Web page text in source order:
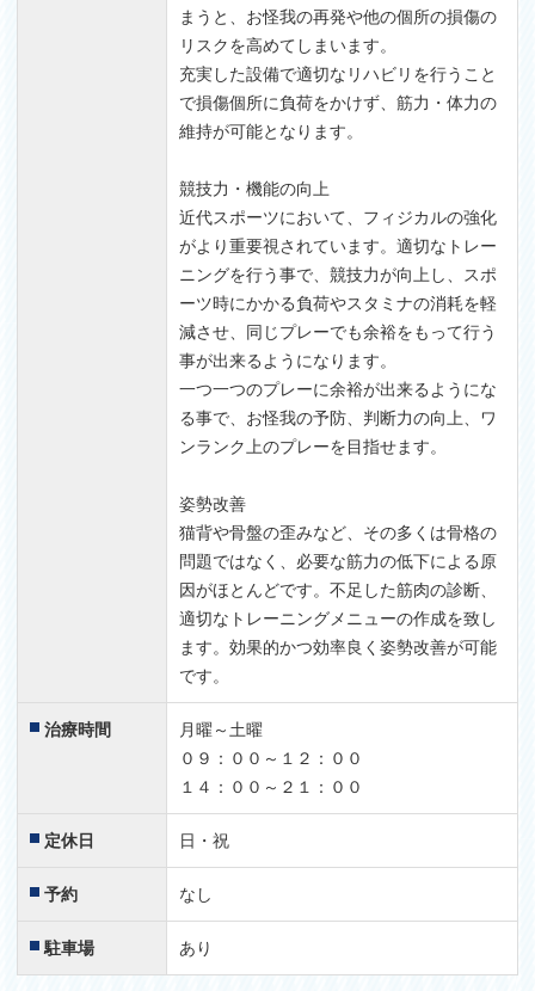
まうと、お怪我の再発や他の個所の損傷の
リスクを高めてしまいます。
充実した設備で適切なリハビリを行うこと
で損傷個所に負荷をかけず、筋力・体力の
維持が可能となります。
競技力・機能の向上
近代スポーツにおいて、フィジカルの強化
がより重要視されています。適切なトレー
ニングを行う事で、競技力が向上し、スポ
ーツ時にかかる負荷やスタミナの消耗を軽
減させ、同じプレーでも余裕をもって行う
事が出来るようになります。
一つ一つのプレーに余裕が出来るようにな
る事で、お怪我の予防、判断力の向上、ワ
ンランク上のプレーを目指せます。
姿勢改善
猫背や骨盤の歪みなど、その多くは骨格の
問題ではなく、必要な筋力の低下による原
因がほとんどです。不足した筋肉の診断、
適切なトレーニングメニューの作成を致し
ます。効果的かつ効率良く姿勢改善が可能
です。
治療時間
月曜～土曜
０９：００～１２：００
１４：００～２１：００
定休日 日・祝
予約 なし
駐車場 あり